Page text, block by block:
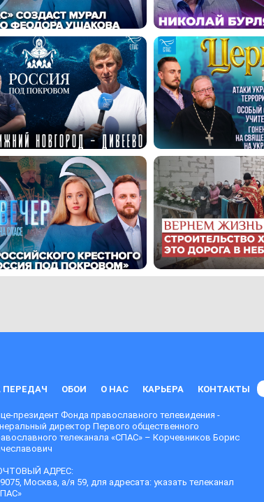
ОБОИ О НАС КАРЬЕРА КОНТАКТЫ
президент Фонда православного телевидения -
директор Первого общественного
телеканала «СПАС» – Корчевников Борис
АДРЕС:
Москва, а/я 59, для адресата: указать телеканал